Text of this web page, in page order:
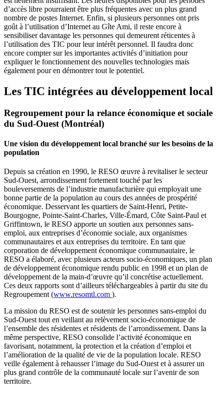
d’accès libre pourraient être plus fréquentes avec un plus grand
nombre de postes Internet. Enfin, si plusieurs personnes ont pris
goût à l’utilisation d’Internet au Gîte Ami, il reste encore à
sensibiliser davantage les personnes qui demeurent réticentes à
l’utilisation des TIC pour leur intérêt personnel. Il faudra donc
encore compter sur les importantes activités d’initiation pour
expliquer le fonctionnement des nouvelles technologies mais
également pour en démontrer tout le potentiel.
Les TIC intégrées au développement local
Regroupement pour la relance économique et sociale
du Sud-Ouest (Montréal)
Une vision du développement local branché sur les besoins de la
population
Depuis sa création en 1990, le RESO œuvre à revitaliser le secteur
Sud-Ouest, arrondissement fortement touché par les
bouleversements de l’industrie manufacturière qui employait une
bonne partie de la population au cours des années de prospérité
économique. Desservant les quartiers de Saint-Henri, Petite-
Bourgogne, Pointe-Saint-Charles, Ville-Émard, Côte Saint-Paul et
Griffintown, le RESO apporte un soutien aux personnes sans-
emploi, aux entreprises d’économie sociale, aux organismes
communautaires et aux entreprises du territoire. En tant que
corporation de développement économique communautaire, le
RESO a élaboré, avec plusieurs acteurs socio-économiques, un plan
de développement économique rendu public en 1998 et un plan de
développement de la main-d’œuvre qu’il concrétise actuellement.
Ces deux rapports sont d’ailleurs téléchargeables à partir du site du
Regroupement (www.resomtl.com ).
La mission du RESO est de soutenir les personnes sans-emploi du
Sud-Ouest tout en veillant au relèvement socio-économique de
l’ensemble des résidentes et résidents de l’arrondissement. Dans la
même perspective, RESO consolide l’activité économique en
favorisant, notamment, la protection et la création d’emploi et
l’amélioration de la qualité de vie de la population locale. RESO
veille également à rehausser l’image du Sud-Ouest et à assurer un
plus grand contrôle de la communauté locale sur l’avenir de son
territoire.